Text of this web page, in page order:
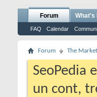
Forum
FAQ Calendar
What's
Forum The
SeoPedia
un cont,